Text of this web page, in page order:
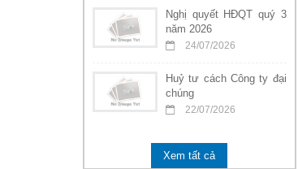
Nghị quyết HĐQT quý 3
năm 2026
24/07/2026
Huỷ tư cách Công ty đại
chúng
22/07/2026
Xem tất cả